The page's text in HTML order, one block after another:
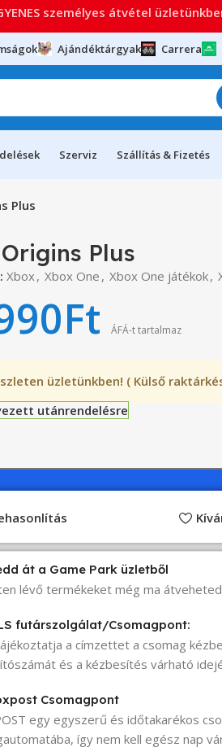
Ajándéktárgyak Carrera
Szerviz Szállítás & Fizetés
Plus
Plus
Xbox, Xbox One , Xbox One játékok,
Ft ÁFÁ-t tartalmaz
üzletünkben! ( Külső
utánrendelésre
át a Game Park üzletből
lévő termékeket még ma
futárszolgálat/Csomagpont:
a címzettet a csomag
és a kézbesítés várható
Csomagpont
egy egyszerű és időtakarékos
így nem kell egész nap
személyes átvétel